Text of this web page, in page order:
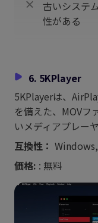
古いシステ
性がある
6. 5KPlayer
5KPlayerは、
を備えた、MOVフ
いメディアプレーヤ
互換性：
価格: : 無料